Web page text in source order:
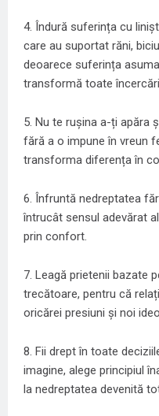
4. Îndură suferința cu
care au suportat răni,
deoarece suferința
transformă toate
5. Nu te rușina a-ți apăra
fără a o impune în vreun
transforma diferența în
6. Înfruntă nedreptatea
întrucât sensul adevărat
prin confort.
7. Leagă prietenii bazate
trecătoare, pentru că
oricărei presiuni și noi
8. Fii drept în toate
imagine, alege principiul
la nedreptatea devenită